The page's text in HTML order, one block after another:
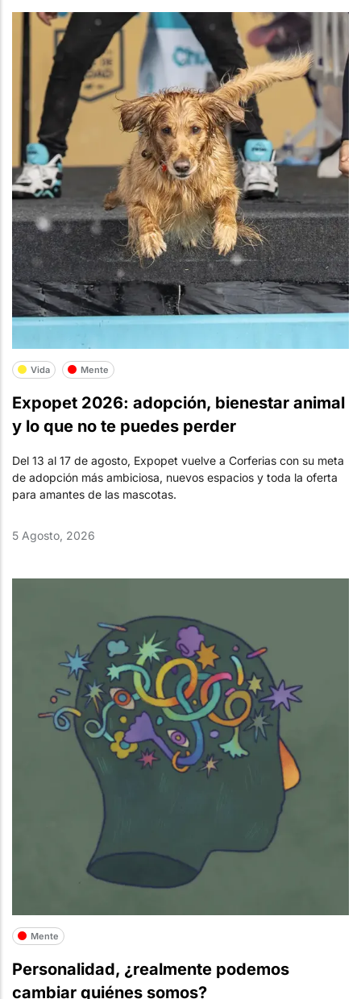
Vida Mente
Expopet 2026: adopción, bienestar animal
y lo que no te puedes perder
Del 13 al 17 de agosto, Expopet vuelve a Corferias con su meta
de adopción más ambiciosa, nuevos espacios y toda la oferta
para amantes de las mascotas.
5 Agosto, 2026
Mente
Personalidad, ¿realmente podemos
cambiar quiénes somos?